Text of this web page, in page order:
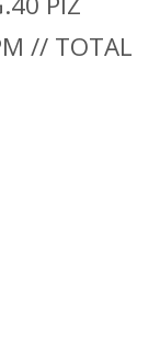
// TOTAL